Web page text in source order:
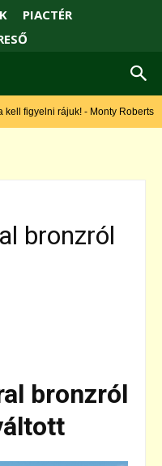
PIACTÉR
figyelni rájuk! - Monty Roberts
bronzról
bronzról